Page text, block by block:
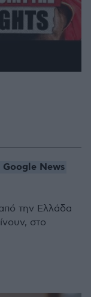
News
την Ελλάδα
στο